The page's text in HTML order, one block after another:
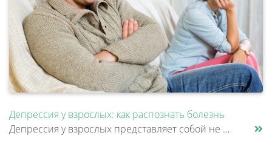
Депрессия у взрослых: как распознать болезнь
Депрессия у взрослых представляет собой не просто временное ухудшение настроения, а клиническое расстройство, затрагиваю......